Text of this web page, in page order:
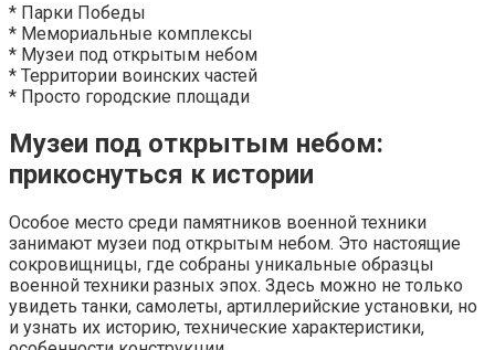
* Парки Победы
* Мемориальные комплексы
* Музеи под открытым небом
* Территории воинских частей
* Просто городские площади
Музеи под открытым небом:
прикоснуться к истории
Особое место среди памятников военной техники
занимают музеи под открытым небом. Это настоящие
сокровищницы, где собраны уникальные образцы
военной техники разных эпох. Здесь можно не только
увидеть танки, самолеты, артиллерийские установки, но
и узнать их историю, технические характеристики,